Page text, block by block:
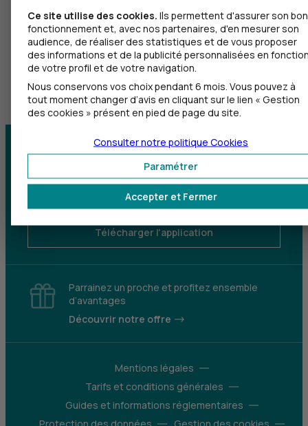
Centre d'aide Trouver une agence
Sourds et
Télécharger l'application
Parrainez un proche et profitez ensemble
d’avantages
Découvrir notre offre
Mentions légales
Tarifs et conditions générales
Guides et informations réglementaires
Ce site utilise des cookies. Ils permettent d'assurer son bon
fonctionnement et, avec nos partenaires, d'en mesurer son
audience, de réaliser des statistiques et de vous proposer
des informations et de la publicité personnalisées en
de votre profil et de votre navigation.
Nous conservons vos choix pendant 6 mois. Vous pouvez à
tout moment changer d’avis en cliquant sur le lien « Gestion
des cookies » présent en pied de page du site.
Accepter et Fermer
Paramétrer
Consulter notre politique Cookies